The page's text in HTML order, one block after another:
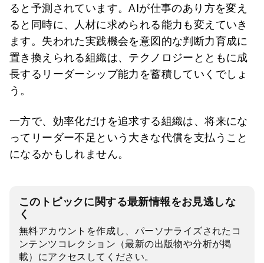
ると予測されています。AIが仕事のあり方を変え
ると同時に、人材に求められる能力も変えていき
ます。失われた実践機会を意図的な判断力育成に
置き換えられる組織は、テクノロジーとともに成
長するリーダーシップ能力を蓄積していくでしょ
う。
一方で、効率化だけを追求する組織は、将来にな
ってリーダー不足という大きな代償を支払うこと
になるかもしれません。
このトピックに関する最新情報をお見逃しな
く
無料アカウントを作成し、パーソナライズされたコ
ンテンツコレクション（最新の出版物や分析が掲
載）にアクセスしてください。